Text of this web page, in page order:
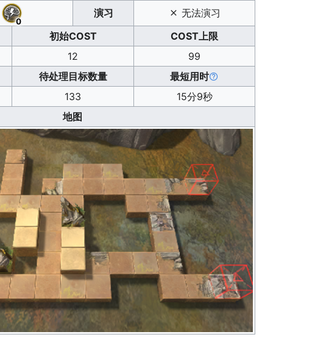
0
演习
无法演习
初始COST
COST上限
12
99
待处理目标数量
最短用时
133
15分9秒
地图